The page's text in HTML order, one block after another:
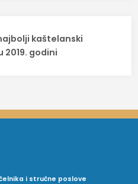
kaštelanski
godini
i stručne poslove